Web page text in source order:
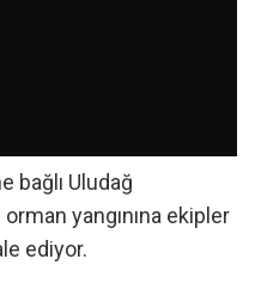
bağlı Uludağ
yangınına ekipler
ediyor.